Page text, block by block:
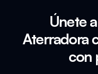
Únete
Aterradora
con